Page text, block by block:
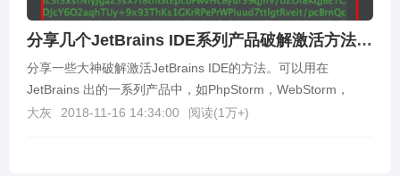
分享几个JetBrains IDE系列产品破解激活方法，可用于PhpStorm激活/WebStorm激活等
分享一些大神破解激活JetBrains IDE的方法。可以用在
JetBrains 出的一系列产品中，如PhpStorm，WebStorm，
IntelliJ ID...
大灰 2018-11-16 14:34:00 阅读(1万+)